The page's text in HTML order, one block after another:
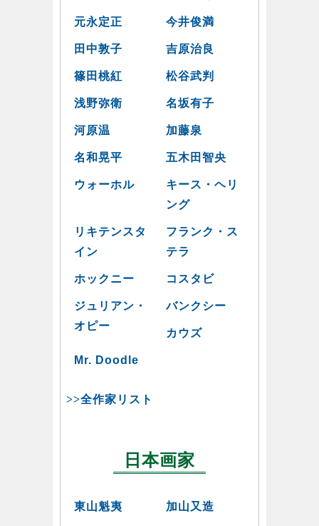
元永定正 今井俊満
田中敦子 吉原治良
篠田桃紅 松谷武判
浅野弥衛 名坂有子
河原温 加藤泉
名和晃平 五木田智央
ウォーホル
キース・ヘリ
ング
リキテンスタ
イン
フランク・ス
テラ
ホックニー コスタビ
ジュリアン・
オピー
バンクシー
カウズ
Mr. Doodle
>>全作家リスト
日本画家
東山魁夷 加山又造